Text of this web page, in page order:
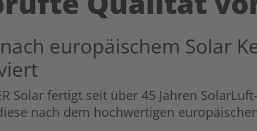
europäischem Solar
Solar fertigt seit über 45 Jahren
nach dem hochwertigen